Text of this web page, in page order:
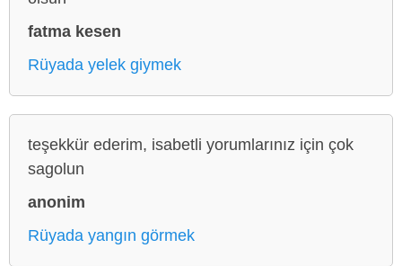
fatma kesen
Rüyada yelek giymek
teşekkür ederim, isabetli yorumlarınız için çok
sagolun
anonim
Rüyada yangın görmek